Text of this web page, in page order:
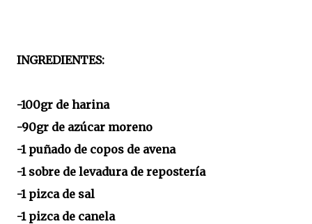
INGREDIENTES:
-100gr de harina
-90gr de azúcar moreno
-1 puñado de copos de avena
-1 sobre de levadura de repostería
-1 pizca de sal
-1 pizca de canela